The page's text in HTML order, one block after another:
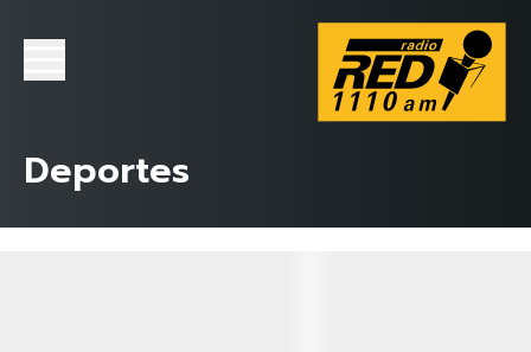
Deportes